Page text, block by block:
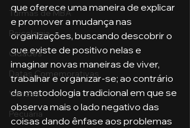
Turmas de MBA
Psicologia
Cidades
Datas Comemorativas
Vendas
Pecuária
que oferece uma maneira de explicar
e promover a mudança nas
organizações, buscando descobrir o
que existe de positivo nelas e
imaginar novas maneiras de viver,
trabalhar e organizar-se; ao contrário
da metodologia tradicional em que se
observa mais o lado negativo das
coisas dando ênfase aos problemas